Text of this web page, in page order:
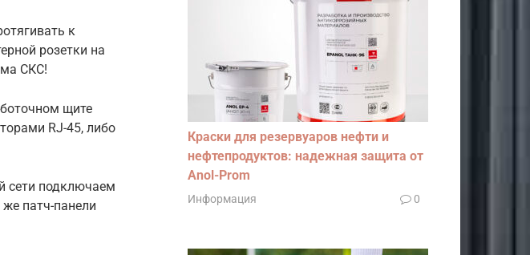
к
розетки на
СКС!
щите
RJ-45, либо
сети подключаем
патч-панели
Краски для резервуаров нефти и
нефтепродуктов: надежная защита от
Anol-Prom
Информация 0